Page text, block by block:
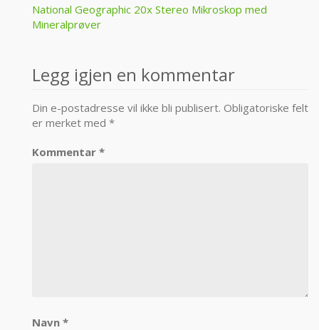
Post
navigation
National Geographic 20x Stereo Mikroskop med
Mineralprøver
Legg igjen en kommentar
Din e-postadresse vil ikke bli publisert. Obligatoriske felt
er merket med *
Kommentar *
Navn *